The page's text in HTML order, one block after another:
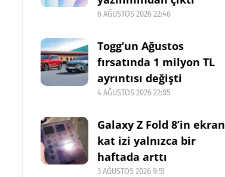
6 AĞUSTOS 2026 22:46
Togg’un Ağustos
fırsatında 1 milyon TL
ayrıntısı değişti
4 AĞUSTOS 2026 22:05
Galaxy Z Fold 8’in ekran
kat izi yalnızca bir
haftada arttı
3 AĞUSTOS 2026 9:51